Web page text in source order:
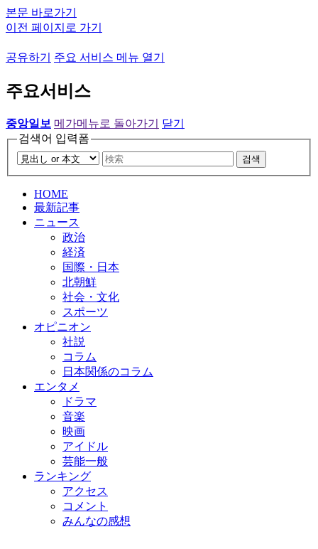
본문 바로가기
이전 페이지로 가기
공유하기 주요 서비스 메뉴 열기
주요서비스
중앙일보 메가메뉴로 돌아가기
닫기
검색어 입력폼
검색
HOME
最新記事
ニュース
政治
経済
国際・日本
北朝鮮
社会・文化
スポーツ
オピニオン
社説
コラム
日本関係のコラム
エンタメ
ドラマ
音楽
映画
アイドル
芸能一般
ランキング
アクセス
コメント
みんなの感想